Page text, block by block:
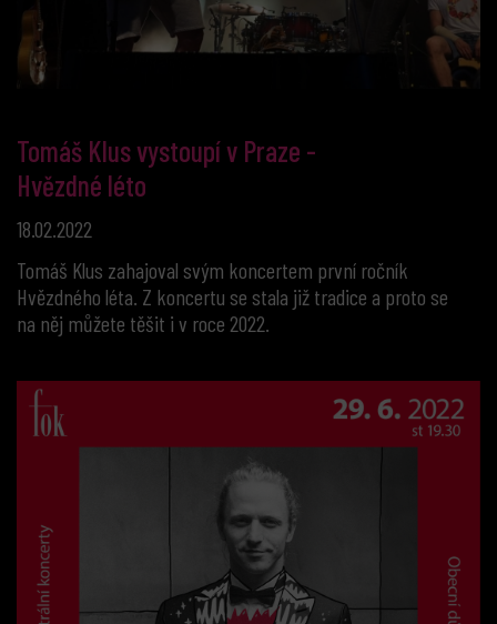
Tomáš Klus vystoupí v Praze -
Hvězdné léto
18.02.2022
Tomáš Klus zahajoval svým koncertem první ročník
Hvězdného léta. Z koncertu se stala již tradice a proto se
na něj můžete těšit i v roce 2022.